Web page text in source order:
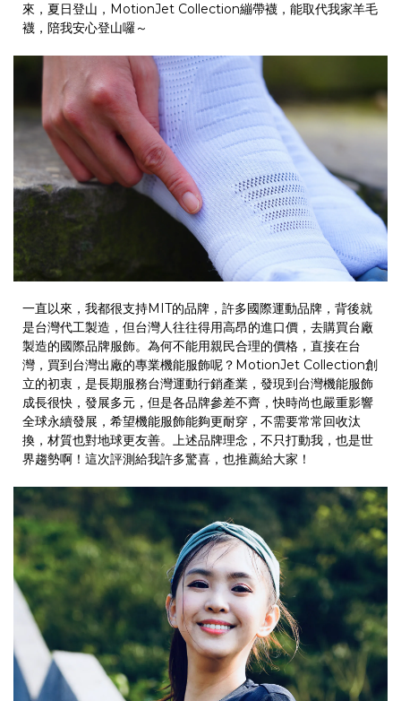
來，夏日登山， MotionJet Collection繃帶襪，能取代我家羊毛
襪，陪我安心登山囉～
一直以來，我都很支持MIT的品牌，許多國際運動品牌，背後就
是台灣代工製造，但台灣人往往得用高昂的進口價，去購買台廠
製造的國際品牌服飾。為何不能用親民合理的價格，直接在台
灣，買到台灣出廠的專業機能服飾呢？ MotionJet Collection創
立的初衷，是長期服務台灣運動行銷產業，發現到台灣機能服飾
成長很快，發展多元，但是各品牌參差不齊，快時尚也嚴重影響
全球永續發展，希望機能服飾能夠更耐穿，不需要常常回收汰
換，材質也對地球更友善。上述品牌理念，不只打動我，也是世
界趨勢啊！這次評測給我許多驚喜，也推薦給大家！